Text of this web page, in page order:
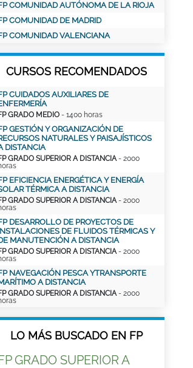
COMUNIDAD AUTÓNOMA DE LA RIOJA
COMUNIDAD DE MADRID
COMUNIDAD VALENCIANA
CURSOS RECOMENDADOS
CUIDADOS AUXILIARES DE
GRADO MEDIO - 1400 horas
GESTIÓN Y ORGANIZACIÓN DE
NATURALES Y PAISAJÍSTICOS
DISTANCIA
GRADO SUPERIOR A DISTANCIA- 2000
EFICIENCIA ENERGÉTICA Y ENERGÍA
TÉRMICA A DISTANCIA
GRADO SUPERIOR A DISTANCIA- 2000
DESARROLLO DE PROYECTOS DE
DE FLUIDOS TÉRMICAS Y
MANUTENCIÓN A DISTANCIA
GRADO SUPERIOR A DISTANCIA- 2000
NAVEGACIÓN PESCA YTRANSPORTE
A DISTANCIA
GRADO SUPERIOR A DISTANCIA- 2000
LO MÁS BUSCADO EN FP
GRADO SUPERIOR A